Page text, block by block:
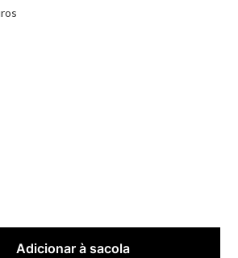
Adicionar à sacola